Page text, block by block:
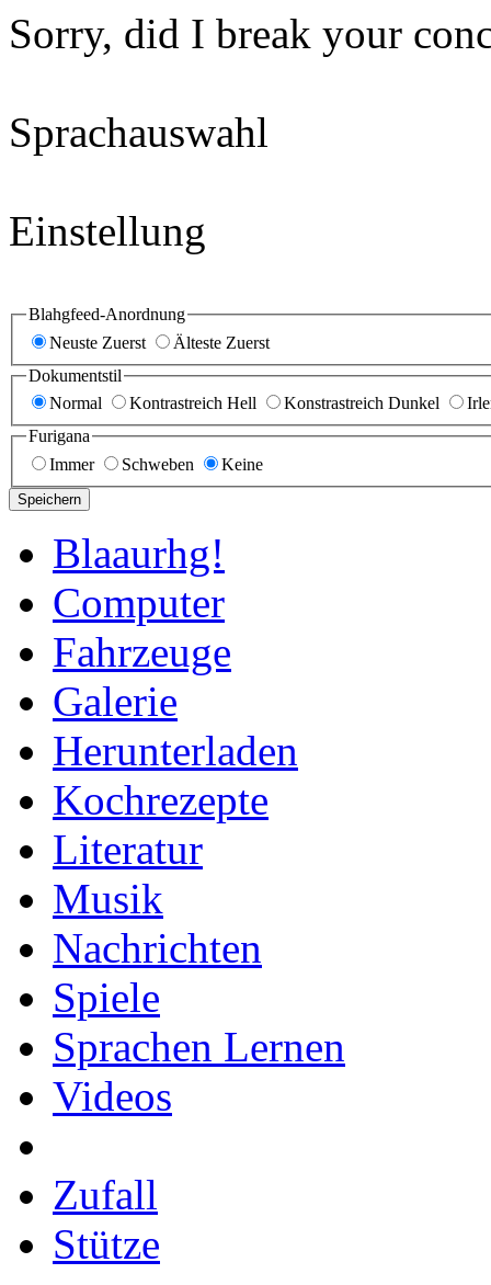
Sorry, did I break your
Sprachauswahl
Einstellung
Blahgfeed-Anordnung
Neuste Zuerst
Älteste Zuerst
Dokumentstil
Normal
Kontrastreich Hell Konstrastreich Dunkel
Furigana
Immer
Schweben Keine
Speichern
Blaaurhg!
Computer
Fahrzeuge
Galerie
Herunterladen
Kochrezepte
Literatur
Musik
Nachrichten
Spiele
Sprachen Lernen
Videos
Zufall
Stütze